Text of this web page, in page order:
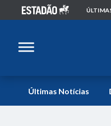
Últimas Notícias